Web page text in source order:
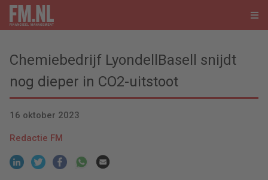
Chemiebedrijf LyondellBasell snijdt
nog dieper in CO2-uitstoot
16 oktober 2023
Redactie FM